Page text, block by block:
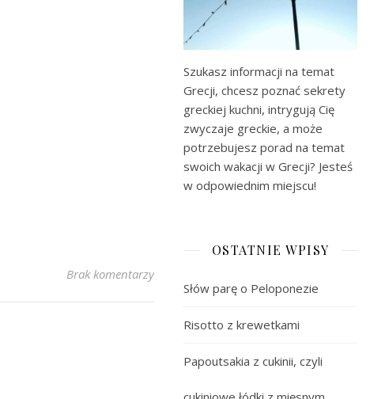
Brak komentarzy
Szukasz informacji na temat
Grecji, chcesz poznać sekrety
greckiej kuchni, intrygują Cię
zwyczaje greckie, a może
potrzebujesz porad na temat
swoich wakacji w Grecji? Jesteś
w odpowiednim miejscu!
OSTATNIE WPISY
Słów parę o Peloponezie
Risotto z krewetkami
Papoutsakia z cukinii, czyli